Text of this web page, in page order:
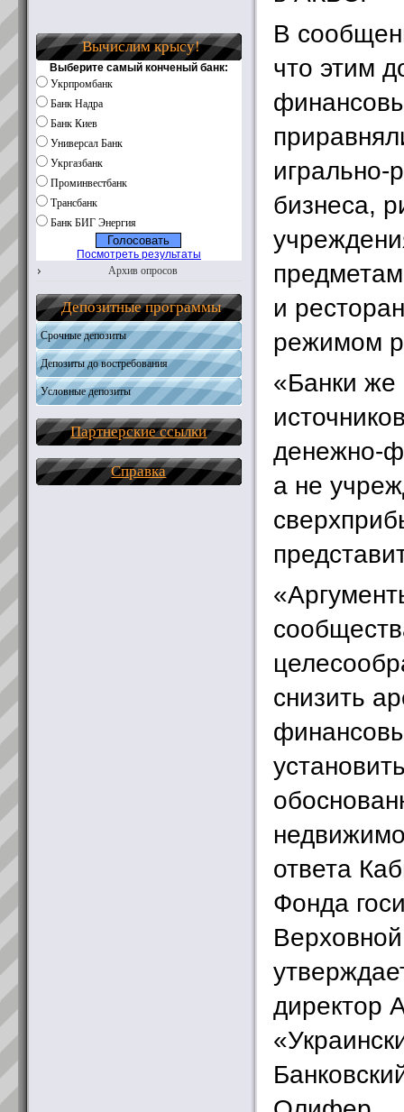
Вычислим крысу!
Выберите самый конченый банк:
Укрпромбанк
Банк Надра
Банк Киев
Универсал Банк
Укргазбанк
Проминвестбанк
Трансбанк
Банк БИГ Энергия
Посмотреть результаты
Архив опросов
Депозитные программы
Срочные депозиты
Депозиты до востребования
Условные депозиты
Партнерские ссылки
Справка
В
что этим
игрально-
бизнеса,
и
режимом
«Банки же
денежно-
а не
снизить
ответа
Фонда
директор